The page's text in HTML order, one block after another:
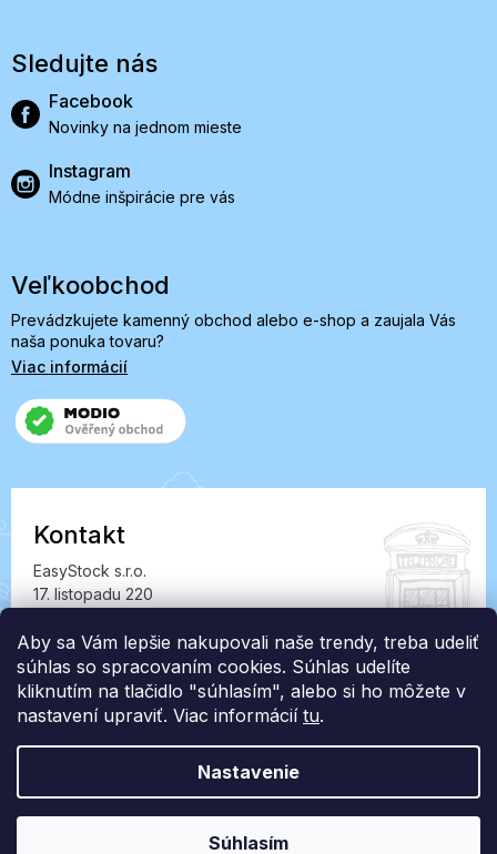
Aby sa Vám lepšie nakupovali naše trendy, treba udeliť
súhlas so spracovaním cookies. Súhlas udelíte
kliknutím na tlačidlo "súhlasím", alebo si ho môžete v
nastavení upraviť. Viac informácií tu.
Nastavenie
Súhlasím
Sledujte nás
Facebook
Novinky na jednom mieste
Instagram
Módne inšpirácie pre vás
Veľkoobchod
Prevádzkujete kamenný obchod alebo e-shop a zaujala Vás
naša ponuka tovaru?
Viac informácií
Kontakt
EasyStock s.r.o.
17. listopadu 220
IČ: 07727402, DIČ: CZ07727402
info@londonclub.sk